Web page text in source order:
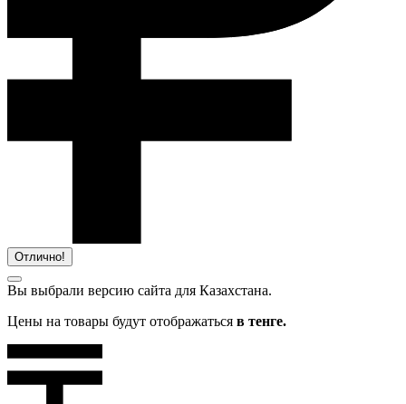
Отлично!
Вы выбрали версию сайта для Казахстана.
Цены на товары будут отображаться в тенге.